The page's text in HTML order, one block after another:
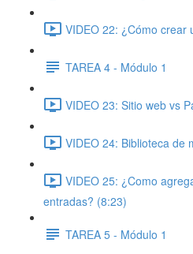
VIDEO 22: ¿Cómo crear
TAREA 4 - Módulo 1
VIDEO 23: Sitio web vs
VIDEO 24: Biblioteca de
VIDEO 25: ¿Como
entradas? (8:23)
TAREA 5 - Módulo 1